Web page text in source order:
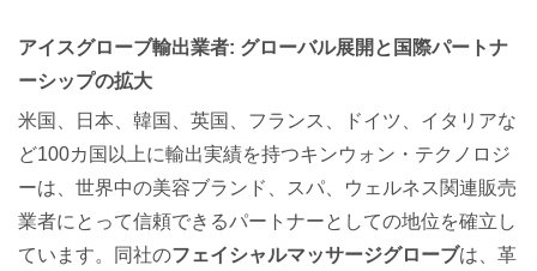
アイスグローブ輸出業者: グローバル展開と国際パートナ
ーシップの拡大
米国、日本、韓国、英国、フランス、ドイツ、イタリアな
ど100カ国以上に輸出実績を持つキンウォン・テクノロジ
ーは、世界中の美容ブランド、スパ、ウェルネス関連販売
業者にとって信頼できるパートナーとしての地位を確立し
ています。同社のフェイシャルマッサージグローブは、革